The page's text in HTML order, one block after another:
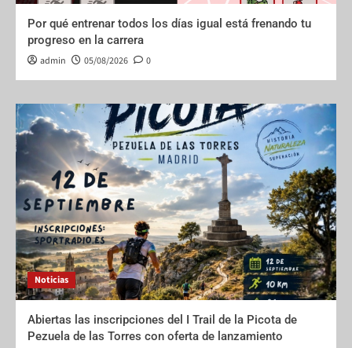
Por qué entrenar todos los días igual está frenando tu
progreso en la carrera
admin 05/08/2026 0
Noticias
Abiertas las inscripciones del I Trail de la Picota de
Pezuela de las Torres con oferta de lanzamiento